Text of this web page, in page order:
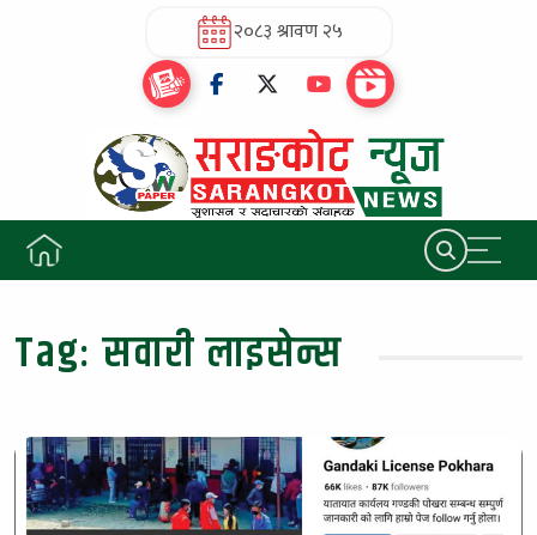
२०८३ श्रावण २५
Tag:सवारी लाइसेन्स